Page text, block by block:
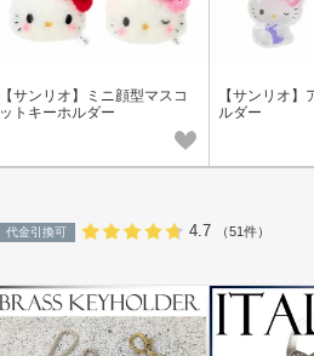
【サンリオ】ミニ顔型マスコ
ットキーホルダー
【サンリオ
ルダー
代金引換可 4.7 （51件）